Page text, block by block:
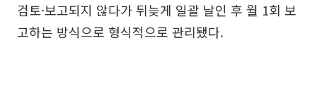
검토·보고되지 않다가 뒤늦게 일괄 날인 후 월 1회 보
고하는 방식으로 형식적으로 관리됐다.